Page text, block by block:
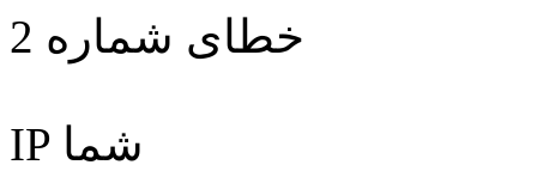
خطای شماره 2
IP شما